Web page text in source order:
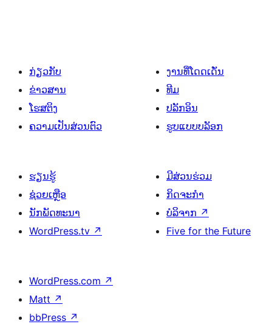
ກ່ຽວກັບ
ຂ່າວສານ
ໂຮສຕິງ
ຄວາມເປັນສ່ວນຕົວ
ງານທີ່ໂດດເດັ່ນ
ທີມ
ປລັກອິນ
ຮູບແບບບລັອກ
ຮຽນຮູ້
ຊ່ວຍເຫຼືອ
ນັກພັດທະນາ
WordPress.tv ↗
ມີສ່ວນຮ່ວມ
ກິດຈະກຳ
ບໍລິຈາກ ↗
Five for the Future
WordPress.com ↗
Matt ↗
bbPress ↗